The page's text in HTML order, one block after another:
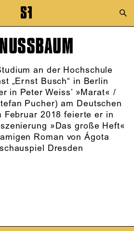
springen
springen
an der Hochschule
„Ernst Busch“ in Berlin
in Peter Weiss’ »Marat« /
Pucher) am Deutschen
Februar 2018 feierte er in
»Das große Heft«
Roman von Ágota
Dresden